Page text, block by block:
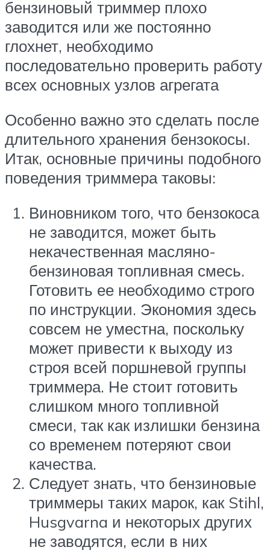
бензиновый триммер плохо
заводится или же постоянно
глохнет, необходимо
последовательно проверить работу
всех основных узлов агрегата
Особенно важно это сделать после
длительного хранения бензокосы.
Итак, основные причины подобного
поведения триммера таковы:
Виновником того, что бензокоса
не заводится, может быть
некачественная масляно-
бензиновая топливная смесь.
Готовить ее необходимо строго
по инструкции. Экономия здесь
совсем не уместна, поскольку
может привести к выходу из
строя всей поршневой группы
триммера. Не стоит готовить
слишком много топливной
смеси, так как излишки бензина
со временем потеряют свои
качества.
Следует знать, что бензиновые
триммеры таких марок, как Stihl,
Husgvarna и некоторых других
не заводятся, если в них